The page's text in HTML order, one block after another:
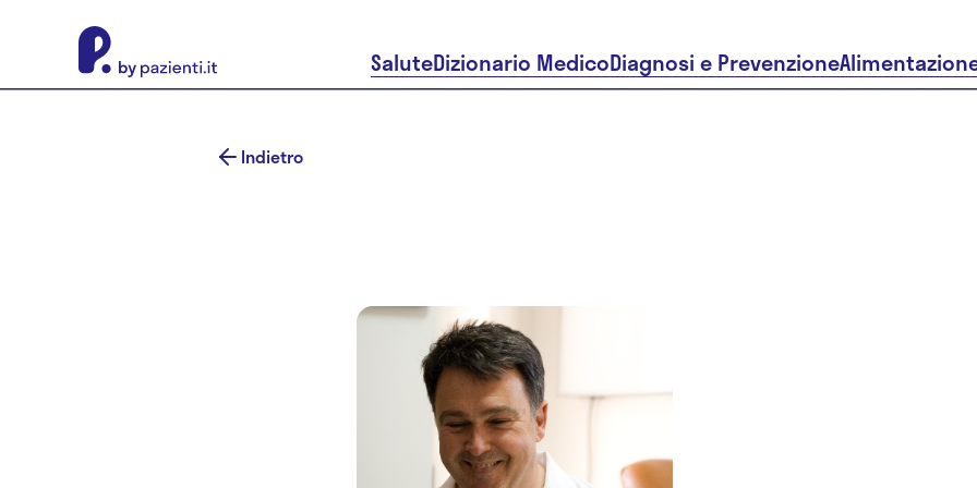
SaluteDizionario MedicoDiagnosi e Prevenzione
Indietro